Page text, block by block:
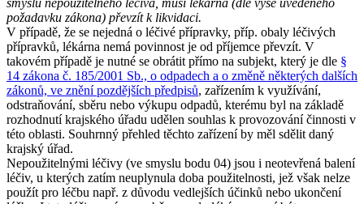
požadavku zákona) převzít k likvidaci.
V případě, že se nejedná o léčivé přípravky, příp. obaly léčivých
přípravků, lékárna nemá povinnost je od příjemce převzít. V
takovém případě je nutné se obrátit přímo na subjekt, který je dle §
14 zákona č. 185/2001 Sb., o odpadech a o změně některých dalších
zákonů, ve znění pozdějších předpisů, zařízením k využívání,
odstraňování, sběru nebo výkupu odpadů, kterému byl na základě
rozhodnutí krajského úřadu udělen souhlas k provozování činnosti v
této oblasti. Souhrnný přehled těchto zařízení by měl sdělit daný
krajský úřad.
Nepoužitelnými léčivy (ve smyslu bodu 04) jsou i neotevřená balení
léčiv, u kterých zatím neuplynula doba použitelnosti, jež však nelze
použít pro léčbu např. z důvodu vedlejších účinků nebo ukončení